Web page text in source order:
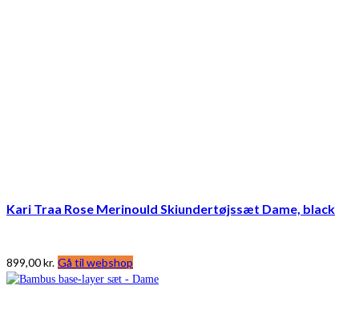
Kari Traa Rose Merinould Skiundertøjssæt Dame, black
899,00kr. Gå til webshop